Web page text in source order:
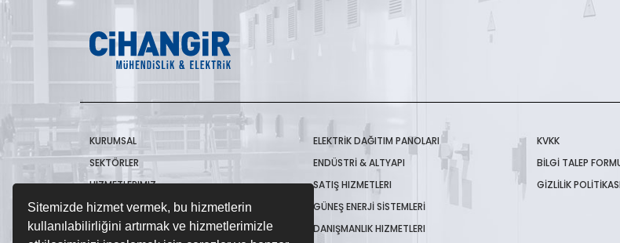
Sitemizde hizmet vermek, bu hizmetlerin
kullanılabilirliğini artırmak ve hizmetlerimizle
KURUMSAL
SEKTÖRLER
HIZMETLERIMIZ
CIHANGIR AKADEMI
KALITE
ELEKTRİK DAĞITIM PANOLARI
ENDÜSTRİ & ALTYAPI
SATIŞ HIZMETLERI
GÜNEŞ ENERJİ SİSTEMLERİ
DANIŞMANLIK HIZMETLERI
KVKK
BİLGİ TALEP
GİZLİLİK POLİTİKASI